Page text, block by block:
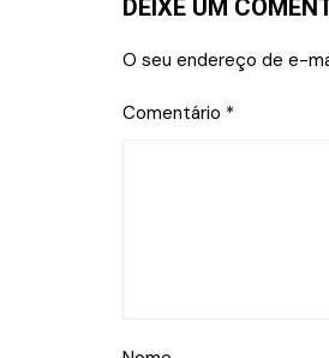
DEIXE UM
O seu endereço de e-
Comentário *